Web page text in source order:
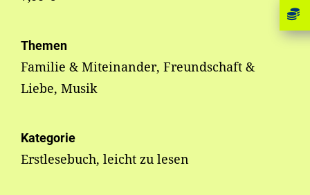
Themen
Familie & Miteinander, Freundschaft &
Liebe, Musik
Kategorie
Erstlesebuch, leicht zu lesen